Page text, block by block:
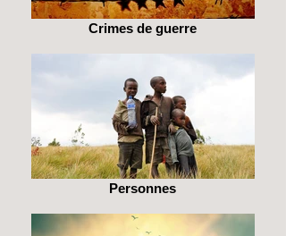
Crimes de guerre
Personnes